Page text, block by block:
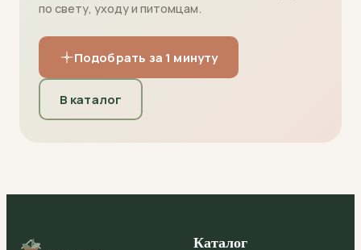
по свету, уходу и питомцам.
Подобрать за 1 минуту
В каталог
Каталог